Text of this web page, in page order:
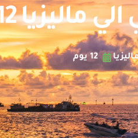
12 يوم
12 يوم